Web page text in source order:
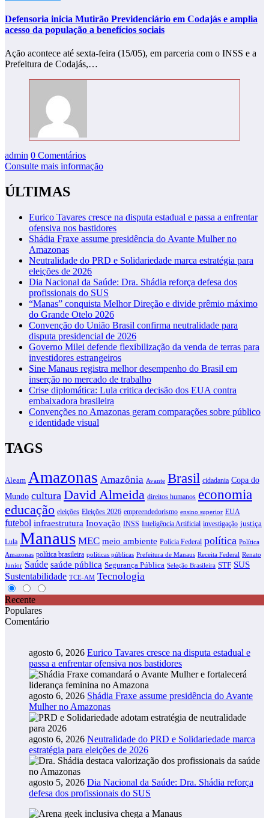
Defensoria inicia Mutirão Previdenciário em Codajás e amplia
acesso da população a benefícios sociais
Ação acontece até sexta-feira (15/05), em parceria com o INSS e a
Prefeitura de Codajás,…
admin 0 Comentários
Consulte mais informação
ÚLTIMAS
Eurico Tavares cresce na disputa estadual e passa a enfrentar
ofensiva nos bastidores
Shádia Fraxe assume presidência do Avante Mulher no
Amazonas
Neutralidade do PRD e Solidariedade marca estratégia para
eleições de 2026
Dia Nacional da Saúde: Dra. Shádia reforça defesa dos
profissionais do SUS
“Manas” conquista Melhor Direção e divide prêmio máximo
do Grande Otelo 2026
Convenção do União Brasil confirma neutralidade para
disputa presidencial de 2026
Governo Milei defende flexibilização da venda de terras para
investidores estrangeiros
Sine Manaus registra melhor desempenho do Brasil em
inserção no mercado de trabalho
Crise diplomática: Lula critica decisão dos EUA contra
embaixadora brasileira
Convenções no Amazonas geram comparações sobre público
e identidade visual
TAGS
Aleam Amazonas Amazônia Avante Brasil cidadania Copa do
Mundo cultura David Almeida direitos humanos economia
educação eleições Eleições 2026 empreendedorismo ensino superior EUA
futebol infraestrutura Inovação INSS Inteligência Artificial investigação justiça
Lula Manaus MEC meio ambiente Polícia Federal política Política
Amazonas política brasileira políticas públicas Prefeitura de Manaus Receita Federal Renato
Junior Saúde saúde pública Segurança Pública Seleção Brasileira STF SUS
Sustentabilidade TCE-AM Tecnologia
Recente
Populares
Comentário
agosto 6, 2026 Eurico Tavares cresce na disputa estadual e
passa a enfrentar ofensiva nos bastidores
agosto 6, 2026 Shádia Fraxe assume presidência do Avante
Mulher no Amazonas
agosto 6, 2026 Neutralidade do PRD e Solidariedade marca
estratégia para eleições de 2026
agosto 5, 2026 Dia Nacional da Saúde: Dra. Shádia reforça
defesa dos profissionais do SUS